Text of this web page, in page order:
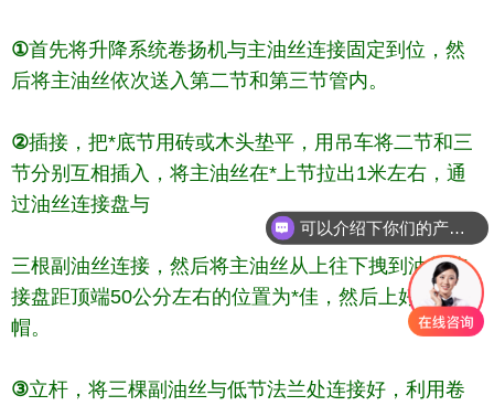
①首先将升降系统卷扬机与主油丝连接固定到位，然
后将主油丝依次送入第二节和第三节管内。
②插接，把*底节用砖或木头垫平，用吊车将二节和三
节分别互相插入，将主油丝在*上节拉出1米左右，通
过油丝连接盘与
三根副油丝连接，然后将主油丝从上往下拽到油丝连
接盘距顶端50公分左右的位置为*佳，然后上好防雨
帽。
③立杆，将三棵副油丝与低节法兰处连接好，利用卷
可以介绍下你们的产品么